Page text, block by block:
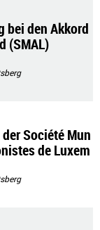
bei den Akkord
(SMAL)
Société Mun
de Luxem